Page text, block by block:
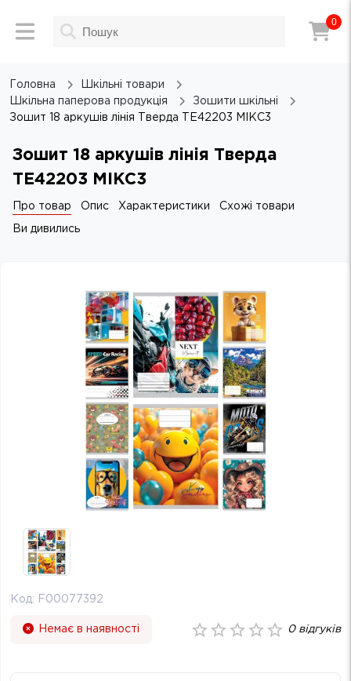
0
Головна
Шкільні товари
Шкільна паперова продукція
Зошити шкільні
Зошит 18 аркушів лінія Тверда ТЕ42203 МІКС3
Зошит 18 аркушів лінія Тверда
ТЕ42203 МІКС3
Про товар Опис Характеристики Схожі товари
Ви дивились
Код: F00077392
Немає в наявності 0відгуків